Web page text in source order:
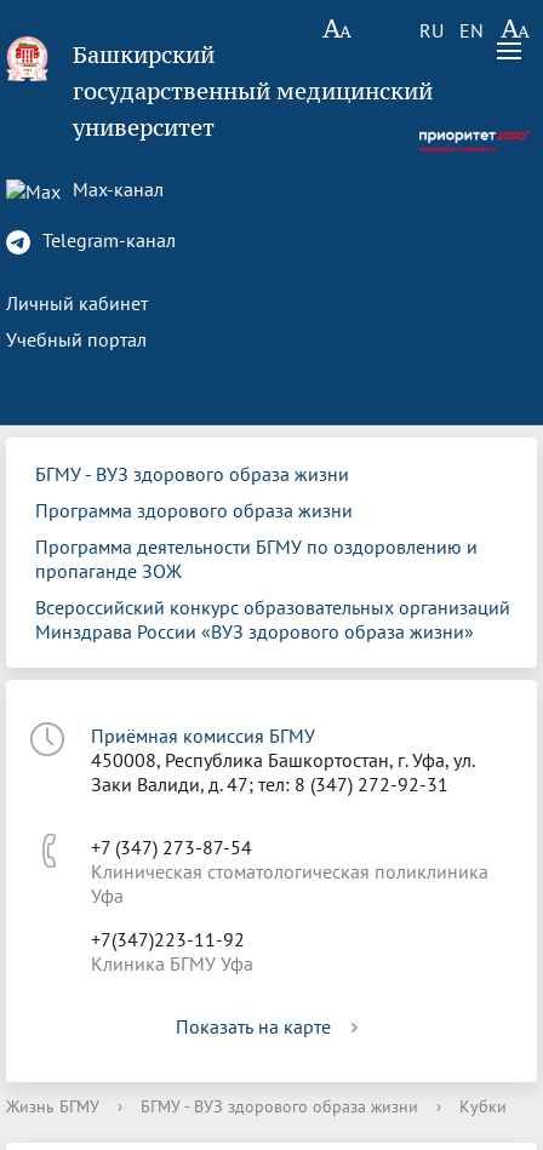
RU EN
Башкирский
государственный медицинский
университет
Max-канал
Telegram-канал
Личный кабинет
Учебный портал
БГМУ - ВУЗ здорового образа жизни
Программа здорового образа жизни
Программа деятельности БГМУ по оздоровлению и
пропаганде ЗОЖ
Всероссийский конкурс образовательных организаций
Минздрава России «ВУЗ здорового образа жизни»
Приёмная комиссия БГМУ
450008, Республика Башкортостан, г. Уфа, ул.
Заки Валиди, д. 47; тел: 8 (347) 272-92-31
+7 (347) 273-87-54
Клиническая стоматологическая поликлиника
Уфа
+7(347)223-11-92
Клиника БГМУ Уфа
Показать на карте
Жизнь БГМУ › БГМУ - ВУЗ здорового образа жизни › Кубки